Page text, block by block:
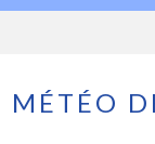
MÉTÉO